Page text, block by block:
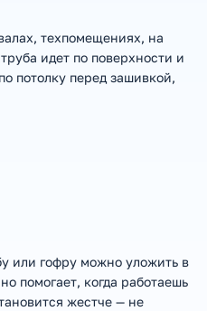
техпомещениях, на
идет по поверхности и
потолку перед зашивкой,
или гофру можно уложить в
помогает, когда работаешь
жестче — не